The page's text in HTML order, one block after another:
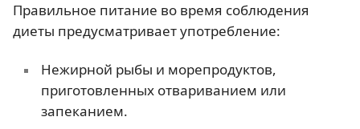
Правильное питание во время соблюдения
диеты предусматривает употребление:
Нежирной рыбы и морепродуктов,
приготовленных отвариванием или
запеканием.